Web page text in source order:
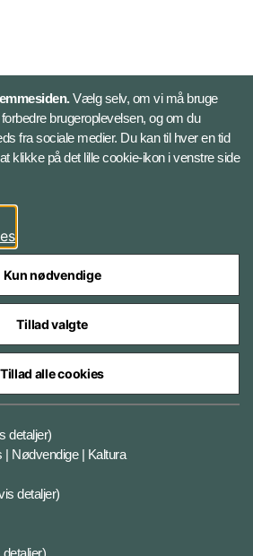
under Forsvarsministeriet
Vælg selv, om vi må bruge
brugeroplevelsen, og om du
fra sociale medier. Du kan til hver en tid
klikke på det lille cookie-ikon i venstre side
Kun nødvendige
Tillad valgte
Tillad alle cookies
detaljer)
Nødvendige | Kaltura
detaljer)
detaljer)